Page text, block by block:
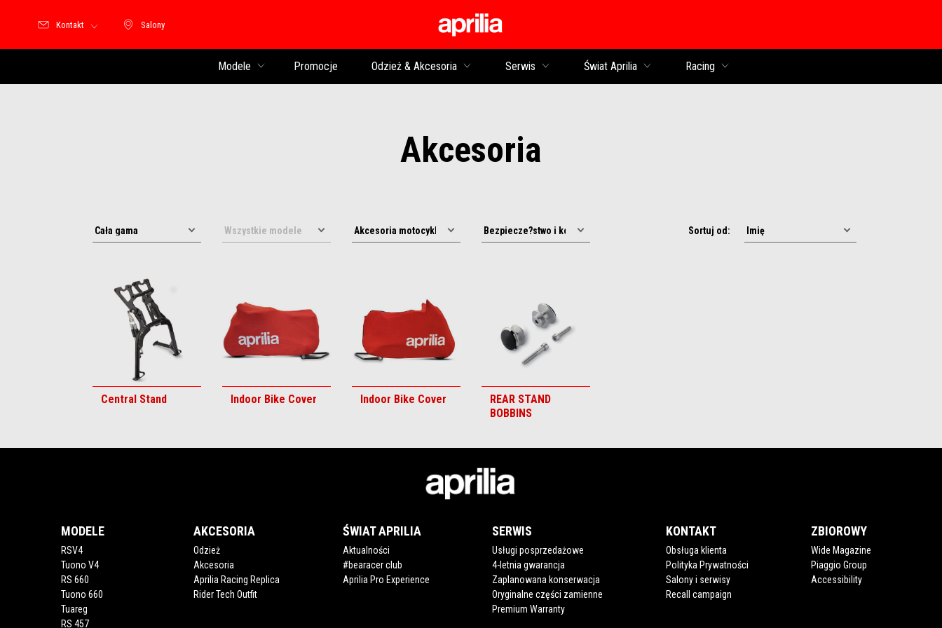
Salony
Salony
Kontakt
Modele Promocje Odzież & Akcesoria Serwis Świat Aprilia Racing
Akcesoria
Sortuj od:
Central Stand Indoor Bike Cover Indoor Bike Cover
REAR STAND
BOBBINS
MODELE
RSV4
Tuono V4
RS 660
Tuono 660
Tuareg
RS 457
AKCESORIA
Odzież
Akcesoria
Aprilia Racing Replica
Rider Tech Outfit
ŚWIAT APRILIA
Aktualności
#bearacer club
Aprilia Pro Experience
SERWIS
Usługi posprzedażowe
4-letnia gwarancja
Zaplanowana konserwacja
Oryginalne części zamienne
Premium Warranty
KONTAKT
Obsługa klienta
Polityka Prywatności
Salony i serwisy
Recall campaign
ZBIOROWY
Wide Magazine
Piaggio Group
Accessibility